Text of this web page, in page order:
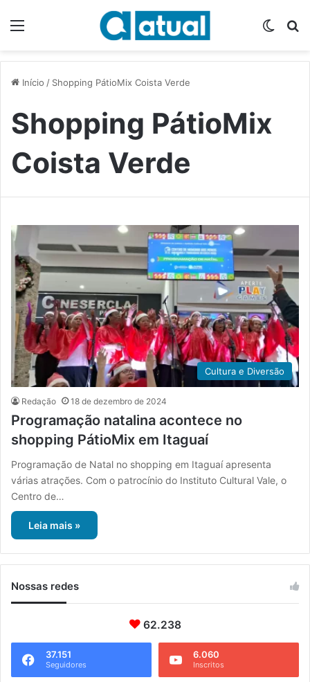
Início / Shopping PátioMix Coista Verde
Shopping PátioMix
Coista Verde
Cultura e Diversão
Redação 18 de dezembro de 2024
Programação natalina acontece no
shopping PátioMix em Itaguaí
Programação de Natal no shopping em Itaguaí apresenta
várias atrações. Com o patrocínio do Instituto Cultural Vale, o
Centro de…
Leia mais »
Nossas redes
62.238
37.151
Seguidores
6.060
Inscritos